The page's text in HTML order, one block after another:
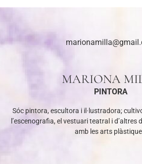
MARIONA
PINTORA
Sóc pintora, escultora i il·lustradora;
l’escenografia, el vestuari teatral i d’altres
amb les arts